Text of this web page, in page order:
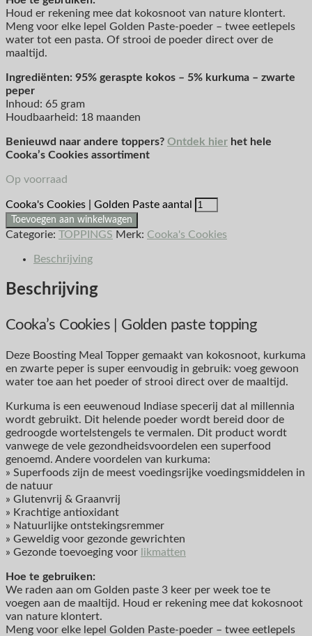
Houd er rekening mee dat kokosnoot van nature klontert.
Meng voor elke lepel Golden Paste-poeder – twee eetlepels
water tot een pasta. Of strooi de poeder direct over de
maaltijd.
Ingrediënten: 95% geraspte kokos – 5% kurkuma – zwarte
peper
Inhoud: 65 gram
Houdbaarheid: 18 maanden
Benieuwd naar andere toppers? Ontdek hier het hele
Cooka’s Cookies assortiment
Op voorraad
Cooka's Cookies | Golden Paste aantal
Toevoegen aan winkelwagen
Categorie: TOPPINGS Merk: Cooka's Cookies
Beschrijving
Beschrijving
Cooka’s Cookies | Golden paste topping
Deze Boosting Meal Topper gemaakt van kokosnoot, kurkuma
en zwarte peper is super eenvoudig in gebruik: voeg gewoon
water toe aan het poeder of strooi direct over de maaltijd.
Kurkuma is een eeuwenoud Indiase specerij dat al millennia
wordt gebruikt. Dit helende poeder wordt bereid door de
gedroogde wortelstengels te vermalen. Dit product wordt
vanwege de vele gezondheidsvoordelen een superfood
genoemd. Andere voordelen van kurkuma:
» Superfoods zijn de meest voedingsrijke voedingsmiddelen in
de natuur
» Glutenvrij & Graanvrij
» Krachtige antioxidant
» Natuurlijke ontstekingsremmer
» Geweldig voor gezonde gewrichten
» Gezonde toevoeging voor likmatten
Hoe te gebruiken:
We raden aan om Golden paste 3 keer per week toe te
voegen aan de maaltijd. Houd er rekening mee dat kokosnoot
van nature klontert.
Meng voor elke lepel Golden Paste-poeder – twee eetlepels